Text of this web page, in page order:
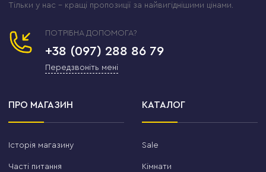
Тільки у нас – кращі пропозиції за найвигіднішими цінами.
ПОТРІБНА ДОПОМОГА?
+38 (097) 288 86 79
Передзвоніть мені
ПРО МАГАЗИН
Історія магазину
Часті питання
КАТАЛОГ
Sale
Кімнати